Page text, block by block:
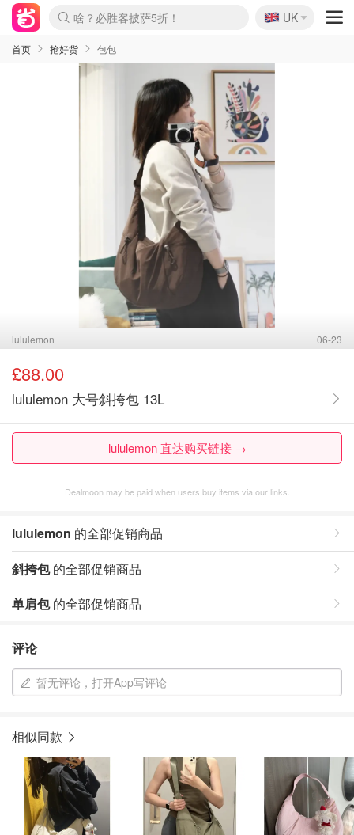
麦卢卡蜂蜜夏促！个位数！
Prada/Miu 4.8折！
啥？必胜客披萨5折！ 🇬🇧
UK
首页 抢好货 包包
lululemon 06-23
£88.00
lululemon 大号斜挎包 13L
lululemon 直达购买链接 →
Dealmoon may be paid when users buy items via our links.
lululemon 的全部促销商品
斜挎包的全部促销商品
单肩包的全部促销商品
评论
暂无评论，打开App写评论
相似同款